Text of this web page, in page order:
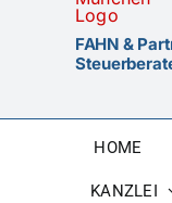
FAHN &
HOME
KANZLEI